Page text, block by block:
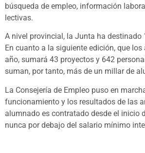
búsqueda de empleo, información
lectivas.
A nivel provincial, la Junta ha
En cuanto a la siguiente edición, que
año, sumará 43 proyectos y 642
suman, por tanto, más de un millar de
La Consejería de Empleo puso en
funcionamiento y los resultados de las
alumnado es contratado desde el inicio
nunca por debajo del salario mínimo